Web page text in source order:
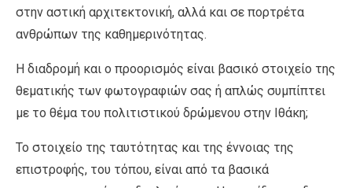
στην αστική αρχιτεκτονική, αλλά και σε πορτρέτα
ανθρώπων της καθημερινότητας.
Η διαδρομή και ο προορισμός είναι βασικό στοιχείο της
θεματικής των φωτογραφιών σας ή απλώς συμπίπτει
με το θέμα του πολιτιστικού δρώμενου στην Ιθάκη;
Το στοιχείο της ταυτότητας και της έννοιας της
επιστροφής, του τόπου, είναι από τα βασικά